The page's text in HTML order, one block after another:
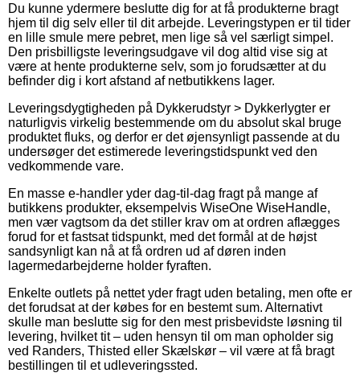
Du kunne ydermere beslutte dig for at få produkterne bragt
hjem til dig selv eller til dit arbejde. Leveringstypen er til tider
en lille smule mere pebret, men lige så vel særligt simpel.
Den prisbilligste leveringsudgave vil dog altid vise sig at
være at hente produkterne selv, som jo forudsætter at du
befinder dig i kort afstand af netbutikkens lager.
Leveringsdygtigheden på Dykkerudstyr > Dykkerlygter er
naturligvis virkelig bestemmende om du absolut skal bruge
produktet fluks, og derfor er det øjensynligt passende at du
undersøger det estimerede leveringstidspunkt ved den
vedkommende vare.
En masse e-handler yder dag-til-dag fragt på mange af
butikkens produkter, eksempelvis WiseOne WiseHandle,
men vær vagtsom da det stiller krav om at ordren aflægges
forud for et fastsat tidspunkt, med det formål at de højst
sandsynligt kan nå at få ordren ud af døren inden
lagermedarbejderne holder fyraften.
Enkelte outlets på nettet yder fragt uden betaling, men ofte er
det forudsat at der købes for en bestemt sum. Alternativt
skulle man beslutte sig for den mest prisbevidste løsning til
levering, hvilket tit – uden hensyn til om man opholder sig
ved Randers, Thisted eller Skælskør – vil være at få bragt
bestillingen til et udleveringssted.